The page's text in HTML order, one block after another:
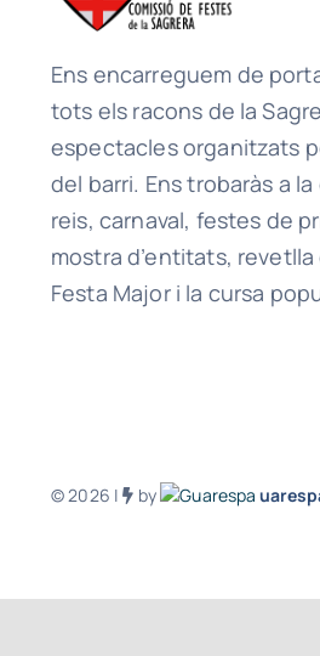
Ens encarreguem de
tots els racons de la
espectacles organitzats
del barri. Ens trobaràs a
reis, carnaval, festes de
mostra d’entitats, revetlla
Festa Major i la cursa
© 2026 | by